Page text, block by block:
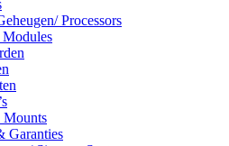
Processors
Modules
Mounts
Garanties